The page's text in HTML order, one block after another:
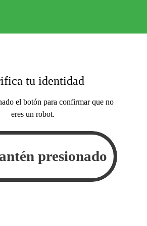
tu identidad
el botón para confirmar que no
eres un robot.